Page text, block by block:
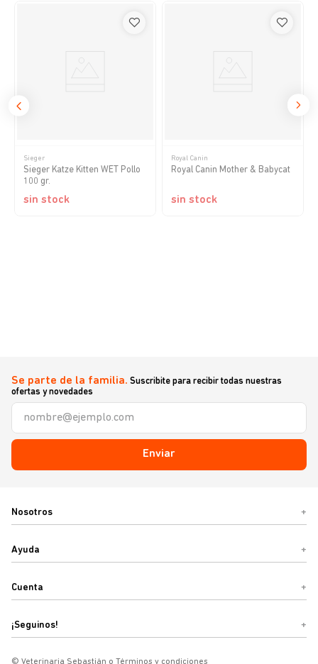
Sieger
Sieger Katze Kitten WET Pollo
100 gr.
sin stock
Royal Canin
Royal Canin Mother & Babycat
sin stock
Se parte de la familia. Suscribite para recibir todas nuestras
ofertas y novedades
Enviar
Nosotros +
Ayuda +
Cuenta +
¡Seguinos! +
© Veterinaria Sebastián o Términos y condiciones